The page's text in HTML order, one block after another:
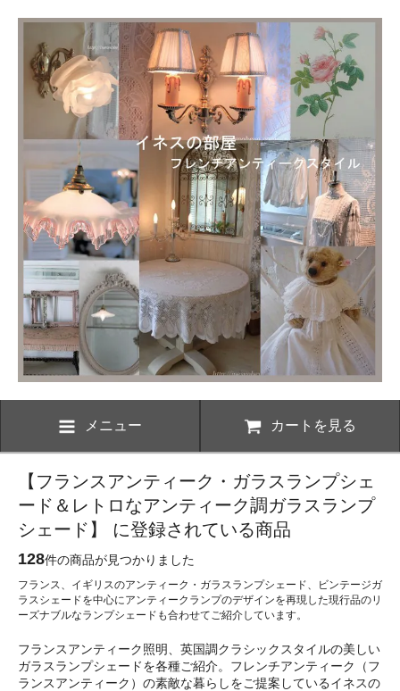
メニュー カートを見る
【フランスアンティーク・ガラスランプシェ
ード＆レトロなアンティーク調ガラスランプ
シェード】 に登録されている商品
128件の商品が見つかりました
フランス、イギリスのアンティーク・ガラスランプシェード、ビンテージガ
ラスシェードを中心にアンティークランプのデザインを再現した現行品のリ
ーズナブルなランプシェードも合わせてご紹介しています。
フランスアンティーク照明、英国調クラシックスタイルの美しい
ガラスランプシェードを各種ご紹介。フレンチアンティーク（フ
ランスアンティーク）の素敵な暮らしをご提案しているイネスの